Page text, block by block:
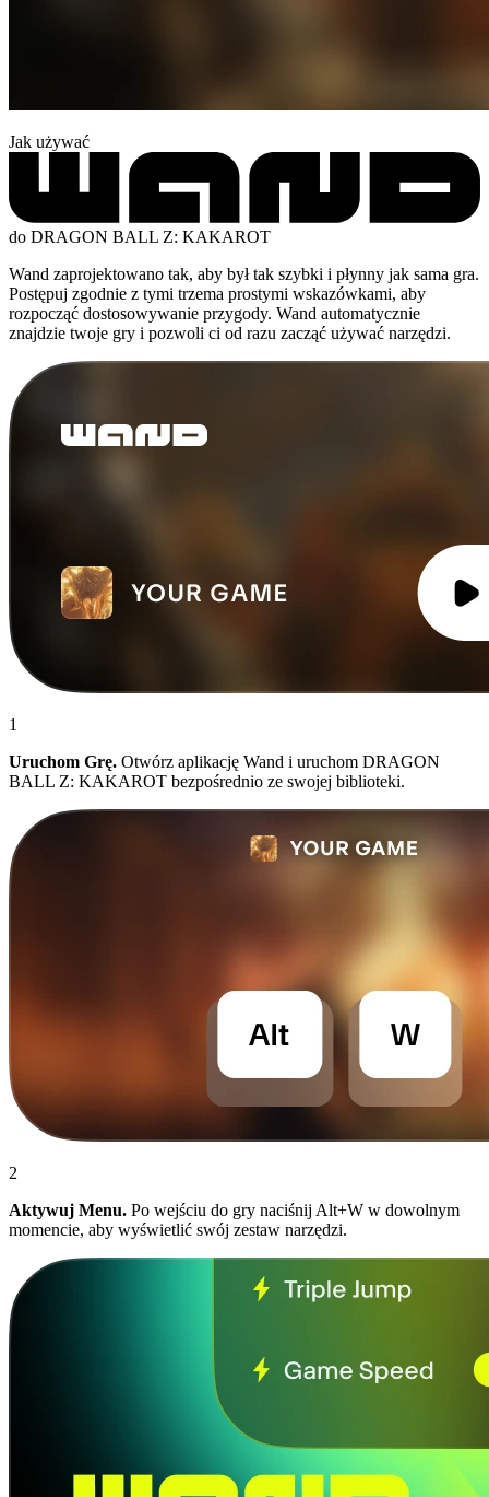
Jak używać
do DRAGON BALL Z: KAKAROT
Wand zaprojektowano tak, aby był tak szybki i płynny jak sama gra.
Postępuj zgodnie z tymi trzema prostymi wskazówkami, aby
rozpocząć dostosowywanie przygody. Wand automatycznie
znajdzie twoje gry i pozwoli ci od razu zacząć używać narzędzi.
1
Uruchom Grę. Otwórz aplikację Wand i uruchom DRAGON
BALL Z: KAKAROT bezpośrednio ze swojej biblioteki.
2
Aktywuj Menu. Po wejściu do gry naciśnij Alt+W w dowolnym
momencie, aby wyświetlić swój zestaw narzędzi.